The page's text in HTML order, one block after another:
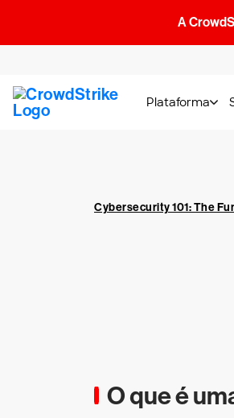
A
Plataforma
Cybersecurity 101: The
O que é